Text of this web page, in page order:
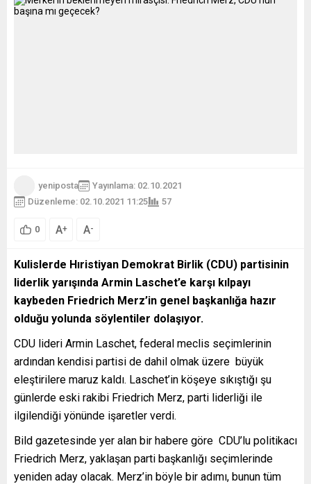
yeniposta
Yayınlama: 02.10.2021
Düzenleme: 02.10.2021 11:25
57
0 A+ A-
Kulislerde Hıristiyan Demokrat Birlik (CDU) partisinin
liderlik yarışında Armin Laschet’e karşı kılpayı
kaybeden Friedrich Merz’in genel başkanlığa hazır
olduğu yolunda söylentiler dolaşıyor.
CDU lideri Armin Laschet, federal meclis seçimlerinin
ardından kendisi partisi de dahil olmak üzere büyük
eleştirilere maruz kaldı. Laschet’in köşeye sıkıştığı şu
günlerde eski rakibi Friedrich Merz, parti liderliği ile
ilgilendiği yönünde işaretler verdi.
Bild gazetesinde yer alan bir habere göre CDU’lu politikacı
Friedrich Merz, yaklaşan parti başkanlığı seçimlerinde
yeniden aday olacak. Merz’in böyle bir adımı, bunun tüm